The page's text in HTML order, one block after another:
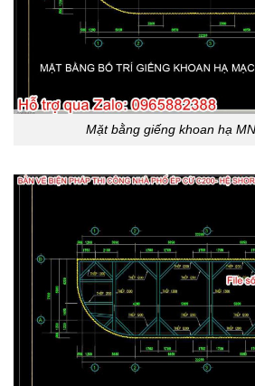
Mặt bằng giếng khoan hạ